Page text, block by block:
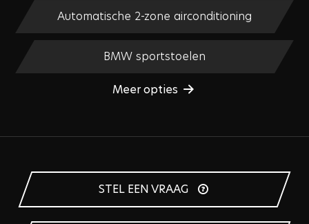
Automatische 2-zone airconditioning
BMW sportstoelen
Meer opties
STEL EEN VRAAG